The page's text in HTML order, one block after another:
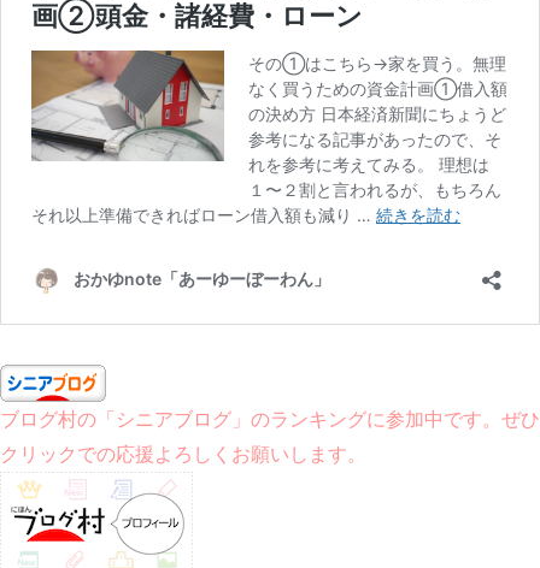
ブログ村の「シニアブログ」のランキングに参加中です。ぜひ
クリックでの応援よろしくお願いします。